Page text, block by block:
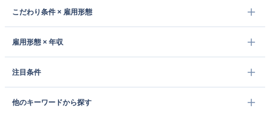
こだわり条件 × 雇用形態
雇用形態 × 年収
注目条件
他のキーワードから探す